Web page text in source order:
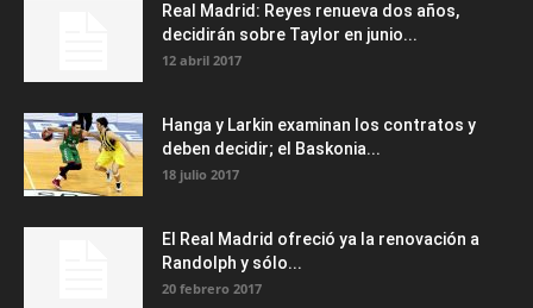
Real Madrid: Reyes renueva dos años,
decidirán sobre Taylor en junio...
12 abril 2017
Hanga y Larkin examinan los contratos y
deben decidir; el Baskonia...
18 julio 2017
El Real Madrid ofreció ya la renovación a
Randolph y sólo...
20 febrero 2017